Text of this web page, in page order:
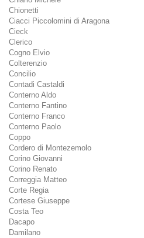
Chionetti
Ciacci Piccolomini di Aragona
Cieck
Clerico
Cogno Elvio
Colterenzio
Concilio
Contadi Castaldi
Conterno Aldo
Conterno Fantino
Conterno Franco
Conterno Paolo
Coppo
Cordero di Montezemolo
Corino Giovanni
Corino Renato
Correggia Matteo
Corte Regia
Cortese Giuseppe
Costa Teo
Dacapo
Damilano